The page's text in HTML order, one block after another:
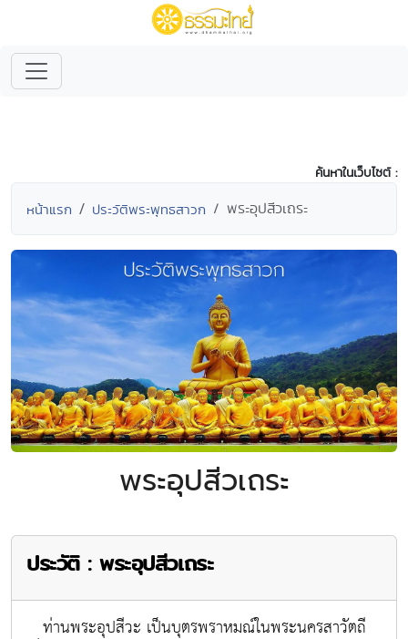
ค้นหาในเว็บไซต์ :
หน้าแรก ประวัติพระพุทธสาวก พระอุปสีวเถระ
พระอุปสีวเถระ
ประวัติ : พระอุปสีวเถระ
ท่านพระอุปสีวะ เป็นบุตรพราหมณ์ในพระนครสาวัตถี